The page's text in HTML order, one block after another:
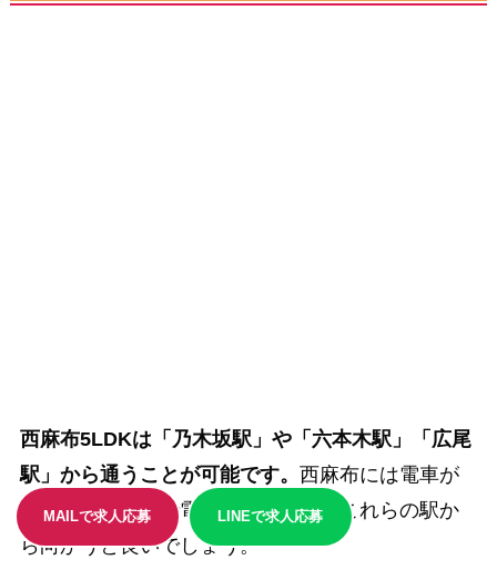
西麻布5LDKは「乃木坂駅」や「六本木駅」「広尾
駅」から通うことが可能です。 西麻布には電車が
通っていないので電車で向かう際はこれらの駅か
ら向かうと良いでしょう。
MAILで求人応募 LINEで求人応募